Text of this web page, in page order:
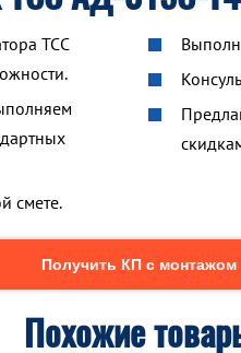
ТСС
смете.
Получить КП с монтажом
Похожие